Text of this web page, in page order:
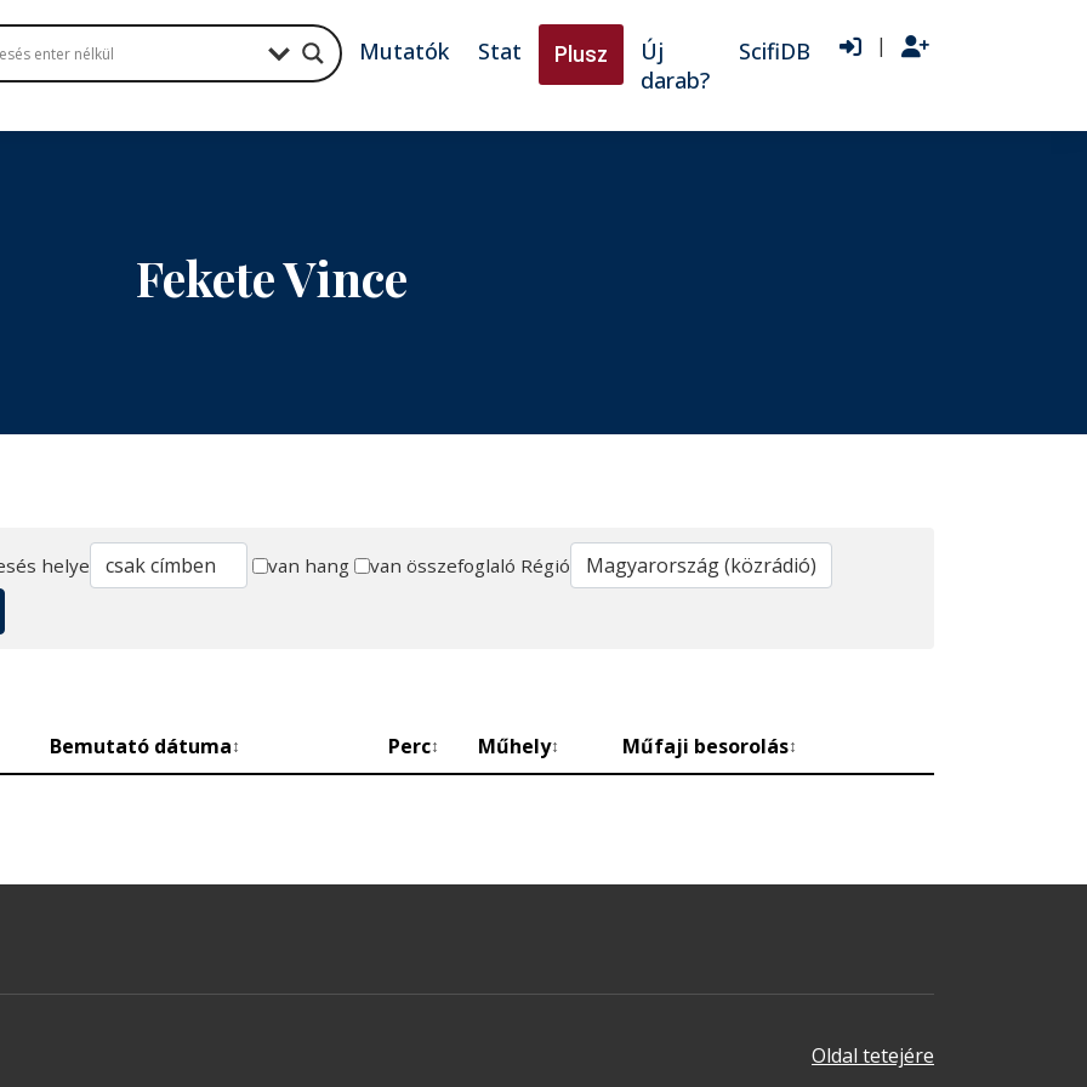
Mutatók Stat Plusz
Új
darab?
ScifiDB |
Fekete Vince
helye van hang van összefoglaló Régió
Bemutató dátuma↕ Perc↕ Műhely↕ Műfaji besorolás↕
Oldal tetejére